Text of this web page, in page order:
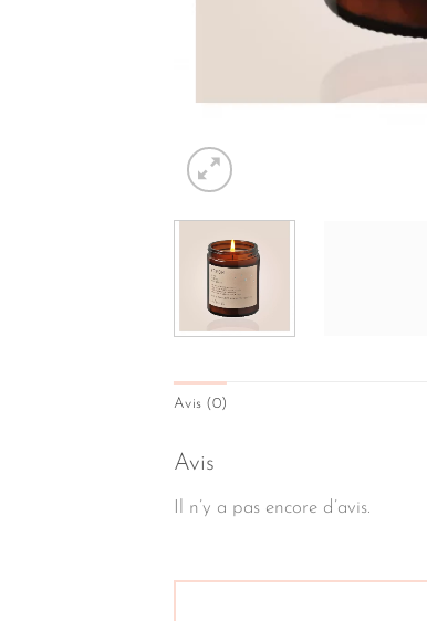
Avis (0)
Avis
Il n’y a pas encore d’avis.